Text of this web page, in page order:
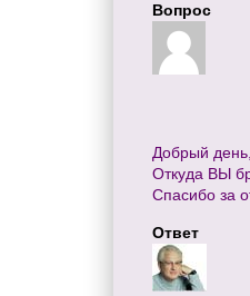
Вопрос
Добрый
Откуда ВЫ
Спасибо за
Ответ